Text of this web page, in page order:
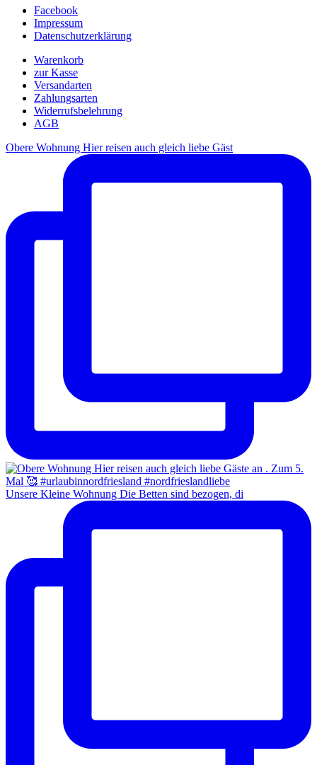
Facebook
Impressum
Datenschutzerklärung
Warenkorb
zur Kasse
Versandarten
Zahlungsarten
Widerrufsbelehrung
AGB
Obere Wohnung Hier reisen auch gleich liebe Gäst
Unsere Kleine Wohnung Die Betten sind bezogen, di